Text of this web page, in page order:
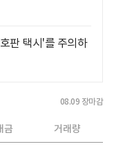
판 택시'를 주의하
08.09 장마감
금 거래량